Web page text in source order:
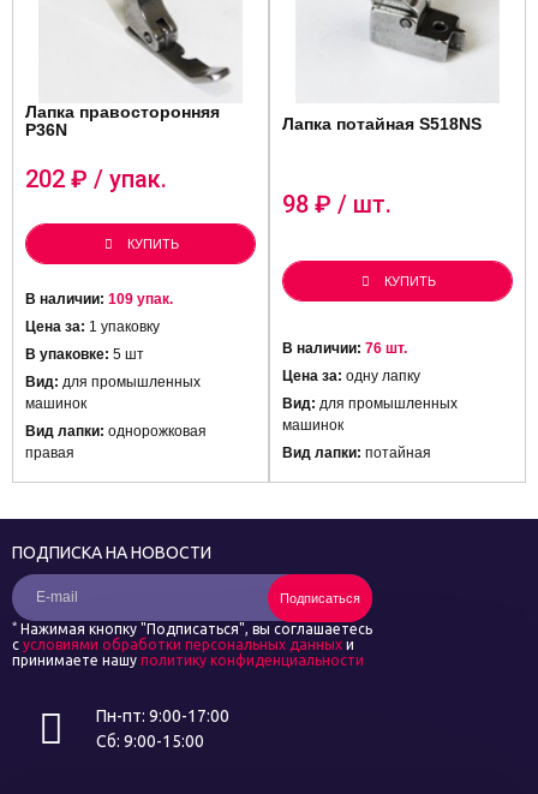
Лапка правосторонняя
P36N
202 ₽ / упак.
КУПИТЬ
В наличии: 109 упак.
Цена за: 1 упаковку
В упаковке: 5 шт
Вид: для промышленных
машинок
Вид лапки: однорожковая
правая
Лапка потайная S518NS
98 ₽ / шт.
КУПИТЬ
В наличии: 76 шт.
Цена за: одну лапку
Вид: для промышленных
машинок
Вид лапки: потайная
Пн-пт: 9:00-17:00
Сб: 9:00-15:00
ПОДПИСКА НА НОВОСТИ
Подписаться
* Нажимая кнопку "Подписаться", вы соглашаетесь
с условиями обработки персональных данных и
принимаете нашу политику конфиденциальности